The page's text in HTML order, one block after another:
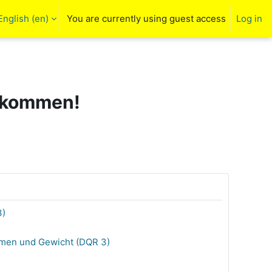
input
‎(en)‎ You are currently using guest access Log in
und Gewicht (DQR 3)